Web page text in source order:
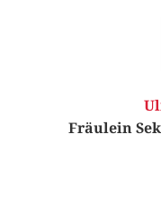
Fräulein